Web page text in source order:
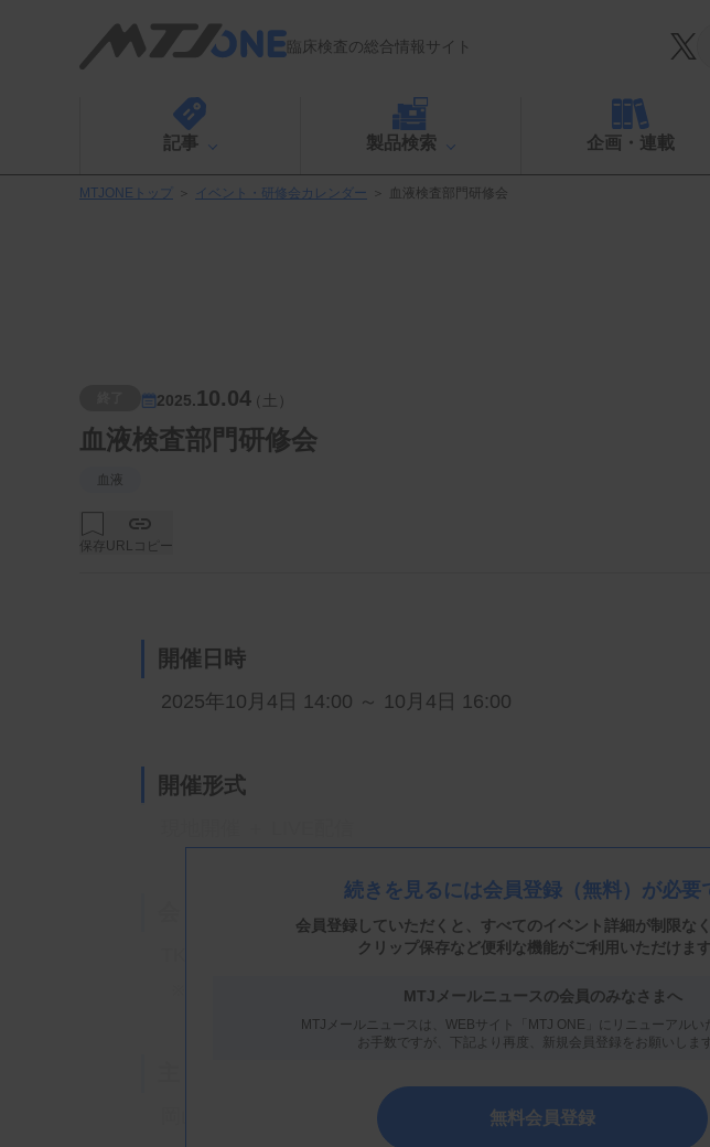
臨床検査の総合情報サイト
記事 製品検索 企画・連載
MTJONEトップ ＞ イベント・研修会カレンダー ＞ 血液検査部門研修会
2025.10.04（土）
血液検査部門研修会
血液
保存 URLコピー
開催日時
2025年10月4日 14:00 ～ 10月4日 16:00
開催形式
TKPガーデンシティ岡山 カンファレンスルーム4D
※岡山市北区中山下1-8-45 NTTクレド岡山ビル4階
続きを見るには会員登録 （無料）が必要
会員登録していただくと、すべてのイベント詳細が制限なく
クリップ保存など便利な機能がご利用いただけます
MTJメールニュースの会員のみなさまへ
MTJメールニュースは、WEBサイト「MTJ ONE」にリニューアルい
お手数ですが、下記より再度、新規会員登録をお願いします
無料会員登録